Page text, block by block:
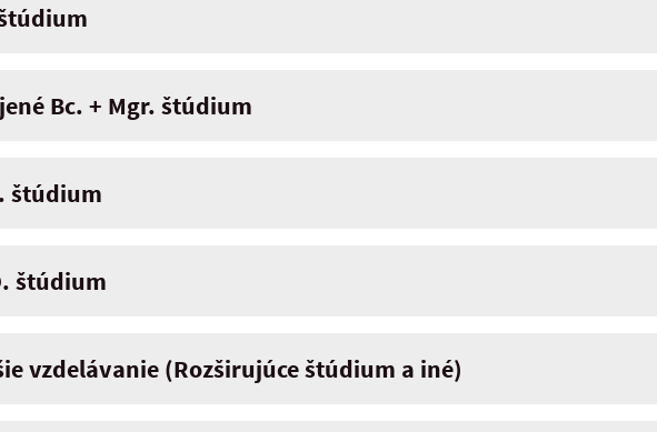
Bc. + Mgr. štúdium
štúdium
štúdium
vzdelávanie (Rozširujúce štúdium a iné)